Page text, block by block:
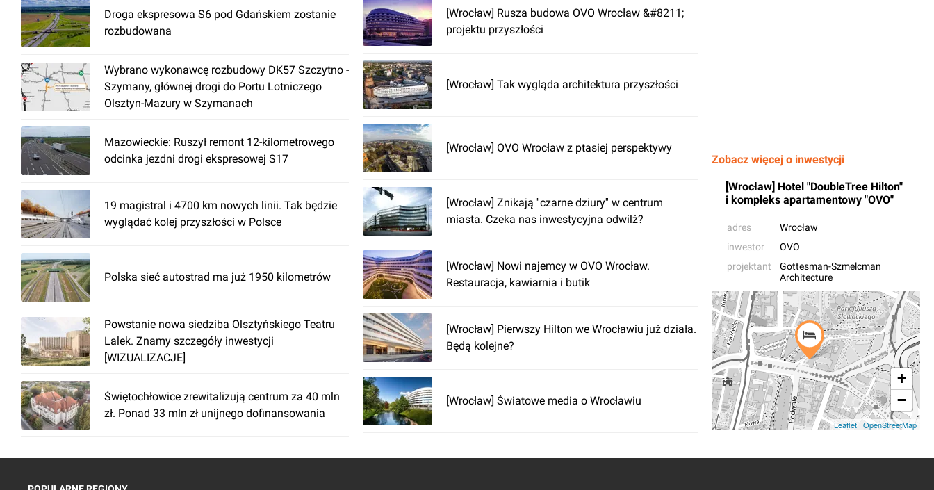
Droga ekspresowa S6 pod Gdańskiem zostanie
rozbudowana
Wybrano wykonawcę rozbudowy DK57 Szczytno -
Szymany, głównej drogi do Portu Lotniczego
Olsztyn-Mazury w Szymanach
Mazowieckie: Ruszył remont 12-kilometrowego
odcinka jezdni drogi ekspresowej S17
19 magistral i 4700 km nowych linii. Tak będzie
wyglądać kolej przyszłości w Polsce
Polska sieć autostrad ma już 1950 kilometrów
Powstanie nowa siedziba Olsztyńskiego Teatru
Lalek. Znamy szczegóły inwestycji
[WIZUALIZACJE]
Świętochłowice zrewitalizują centrum za 40 mln
zł. Ponad 33 mln zł unijnego dofinansowania
[Wrocław] Rusza budowa OVO Wrocław &#8211;
projektu przyszłości
[Wrocław] Tak wygląda architektura przyszłości
[Wrocław] OVO Wrocław z ptasiej perspektywy
[Wrocław] Znikają ''czarne dziury'' w centrum
miasta. Czeka nas inwestycyjna odwilż?
[Wrocław] Nowi najemcy w OVO Wrocław.
Restauracja, kawiarnia i butik
[Wrocław] Pierwszy Hilton we Wrocławiu już działa.
Będą kolejne?
[Wrocław] Światowe media o Wrocławiu
Zobacz więcej o inwestycji
[Wrocław] Hotel "DoubleTree Hilton"
i kompleks apartamentowy "OVO"
adres
Wrocław
inwestor
OVO
projektant
Gottesman-Szmelcman
Architecture
+
−
Leaflet | OpenStreetMap